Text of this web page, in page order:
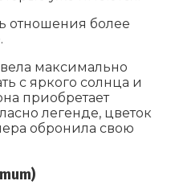
отношения более
максимально
с яркого солнца и
приобретает
легенде, цветок
обронила свою